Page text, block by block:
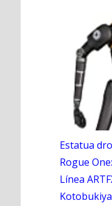
Estatua
Rogue
Línea
Kotobukiya